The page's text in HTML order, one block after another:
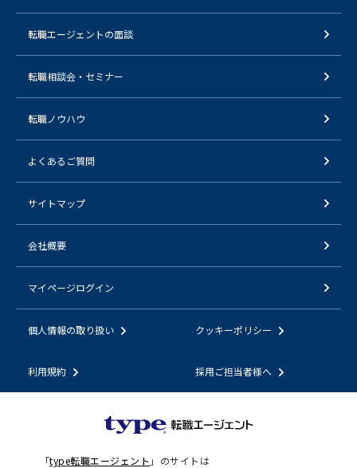
転職エージェントの面談
転職相談会・セミナー
転職ノウハウ
よくあるご質問
サイトマップ
会社概要
マイページログイン
個人情報の取り扱い クッキーポリシー
利用規約 採用ご担当者様へ
「type転職エージェント 」のサイトは